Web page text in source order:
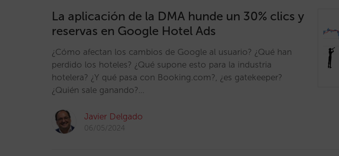
La aplicación de la DMA hunde un 30% clics y
reservas en Google Hotel Ads
¿Cómo afectan los cambios de Google al usuario? ¿Qué han
perdido los hoteles? ¿Qué supone esto para la industria
hotelera? ¿Y qué pasa con Booking.com?, ¿es gatekeeper?
¿Quién sale ganando?…
Javier Delgado
06/05/2024